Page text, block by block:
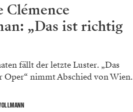
Clémence
„Das ist richtig
fällt der letzte Luster. „Das
Oper“ nimmt Abschied von Wien.